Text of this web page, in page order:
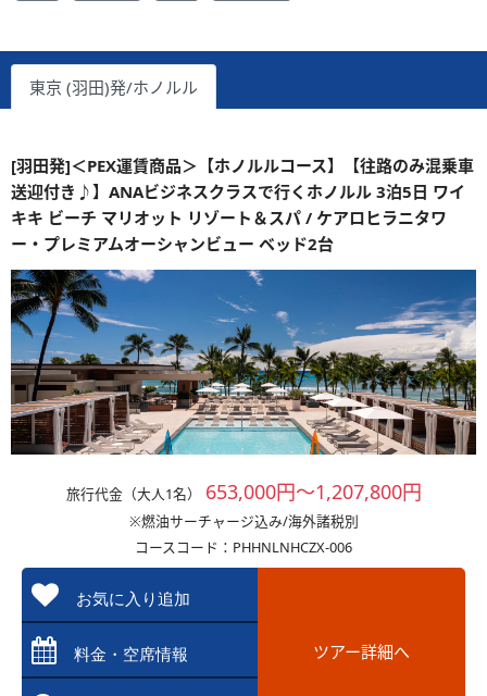
東京 (羽田)発/ホノルル
[羽田発]＜PEX運賃商品＞【ホノルルコース】【往路のみ混乗車
送迎付き♪】ANAビジネスクラスで行くホノルル 3泊5日 ワイ
キキ ビーチ マリオット リゾート＆スパ / ケアロヒラニタワ
ー・プレミアムオーシャンビュー ベッド2台
旅行代金（大人1名） 653,000円～1,207,800円
※燃油サーチャージ込み/海外諸税別
コースコード：PHHNLNHCZX-006
お気に入り追加
料金・空席情報 ツアー詳細へ